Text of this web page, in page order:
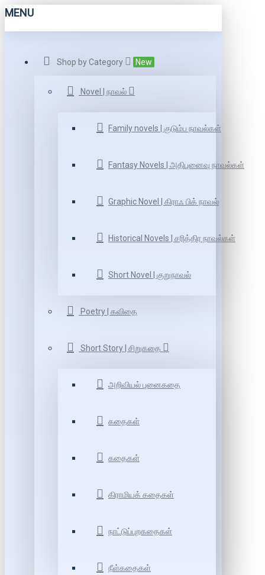
MENU
Shop by Category New
Novel | நாவல்
Family novels | குடும்ப நாவல்கள்
Fantasy Novels | அதிபுனைவு நாவல்கள்
Graphic Novel | கிராஃ பிக் நாவல்
Historical Novels | சரித்திர நாவல்கள்
Short Novel | குறுநாவல்
Poetry | கவிதை
Short Story | சிறுகதை
அறிவியல் புனைகதை
கதைகள்
கதைகள்
கிராமியக் கதைகள்
நாட்டுப்புறகதைகள்
நீள்கதைகள்